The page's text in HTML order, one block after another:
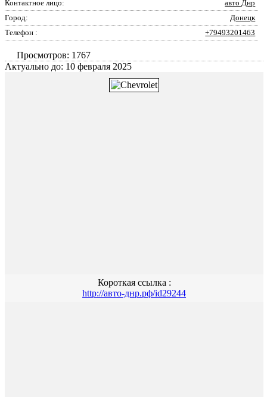
Контактное лицо:
авто Днр
Город:
Донецк
Телефон :
+79493201463
Просмотров: 1767
Актуально до: 10 февраля 2025
Короткая ссылка :
http://авто-днр.рф/id29244